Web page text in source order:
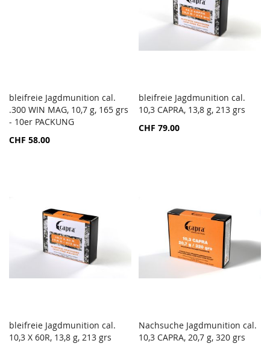
In den Warenkorb
ZUR
VERGLEICHSLISTE
HINZUFÜGEN
bleifreie Jagdmunition cal.
.300 WIN MAG, 10,7 g, 165 grs
- 10er PACKUNG
CHF 58.00
In den Warenkorb
bleifreie Jagdmunition cal.
10,3 CAPRA, 13,8 g, 213 grs
CHF 79.00
In den Warenkorb
bleifreie Jagdmunition cal.
10,3 X 60R, 13,8 g, 213 grs
In den Warenkorb
Nachsuche Jagdmunition cal.
10,3 CAPRA, 20,7 g, 320 grs